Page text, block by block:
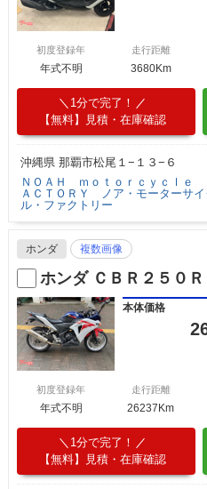
初度登録年
年式不明
走行距離
3680Km
1分で完了！
【無料】見積・在庫確認
沖縄県 那覇市松尾１−１３−６
ＮＯＡＨ ｍｏｔｏｒｃｙｃｌｅ
ＡＣＴＯＲＹ ノア・モーターサイ
ル・ファクトリー
ホンダ 複数画像
ホンダ ＣＢＲ２５０Ｒ
本体価格
初度登録年
年式不明
走行距離
26237Km
1分で完了！
【無料】見積・在庫確認